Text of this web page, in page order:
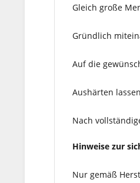
Gleich große
Gründlich
Auf die
Aushärten
Nach
Hinweise zur
Nur gemäß